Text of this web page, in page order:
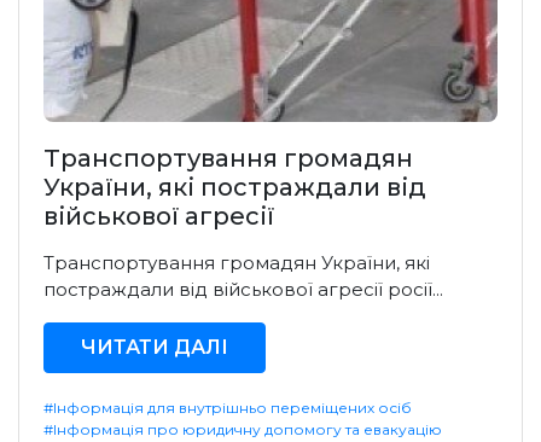
Транспортування громадян
України, які постраждали від
військової агресії
Транспортування громадян України, які
постраждали від військової агресії росії...
ЧИТАТИ ДАЛІ
#Інформація для внутрішньо переміщених осіб
#Інформація про юридичну допомогу та евакуацію